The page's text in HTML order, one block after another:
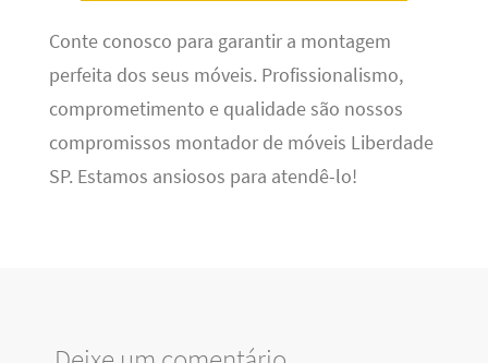
Conte conosco para garantir a montagem
perfeita dos seus móveis. Profissionalismo,
comprometimento e qualidade são nossos
compromissos montador de móveis Liberdade
SP. Estamos ansiosos para atendê-lo!